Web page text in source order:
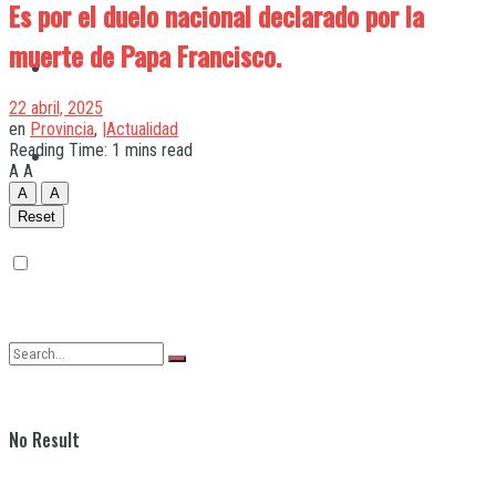
Quilmes
Varela
No Result
Es por el duelo nacional declarado por la
muerte de Papa Francisco.
22 abril, 2025
en Provincia, |Actualidad
Reading Time: 1 mins read
A A
A
A
Reset